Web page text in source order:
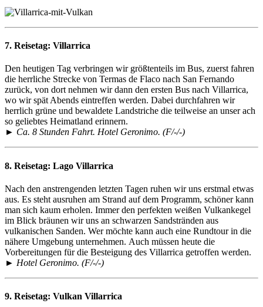
7. Reisetag: Villarrica
Den heutigen Tag verbringen wir größtenteils im Bus, zuerst fahren
die herrliche Strecke von Termas de Flaco nach San Fernando
zurück, von dort nehmen wir dann den ersten Bus nach Villarrica,
wo wir spät Abends eintreffen werden. Dabei durchfahren wir
herrlich grüne und bewaldete Landstriche die teilweise an unser ach
so geliebtes Heimatland erinnern.
► Ca. 8 Stunden Fahrt. Hotel Geronimo. (F/-/-)
8. Reisetag: Lago Villarrica
Nach den anstrengenden letzten Tagen ruhen wir uns erstmal etwas
aus. Es steht ausruhen am Strand auf dem Programm, schöner kann
man sich kaum erholen. Immer den perfekten weißen Vulkankegel
im Blick bräunen wir uns an schwarzen Sandstränden aus
vulkanischen Sanden. Wer möchte kann auch eine Rundtour in die
nähere Umgebung unternehmen. Auch müssen heute die
Vorbereitungen für die Besteigung des Villarrica getroffen werden.
► Hotel Geronimo. (F/-/-)
9. Reisetag: Vulkan Villarrica